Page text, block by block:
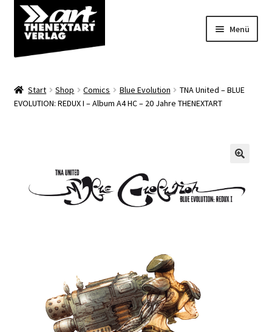
Zur
Navigation
springen
Zum
Inhalt
springen
Menü
Shop
Start Shop Comics Blue Evolution
TNA United – BLUE
EVOLUTION: REDUX I – Album A4 HC – 20 Jahre THENEXTART